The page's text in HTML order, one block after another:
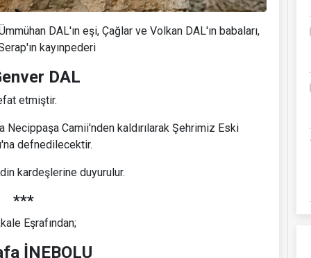
DAL'ın eşi, Çağlar ve Volkan DAL'ın babaları,
kayınpederi
DAL
etmiştir.
Necippaşa Camii'nden kaldırılarak Şehrimiz Eski
defnedilecektir.
kardeşlerine duyurulur.
***
Eşrafından;
İNEBOLU